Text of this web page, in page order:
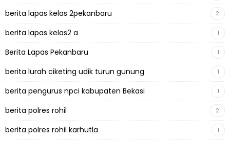
berita lapas kelas 2pekanbaru 2
berita lapas kelas2 a 1
Berita Lapas Pekanbaru 1
berita lurah ciketing udik turun gunung 1
berita pengurus npci kabupaten Bekasi 1
berita polres rohil 2
berita polres rohil karhutla 1